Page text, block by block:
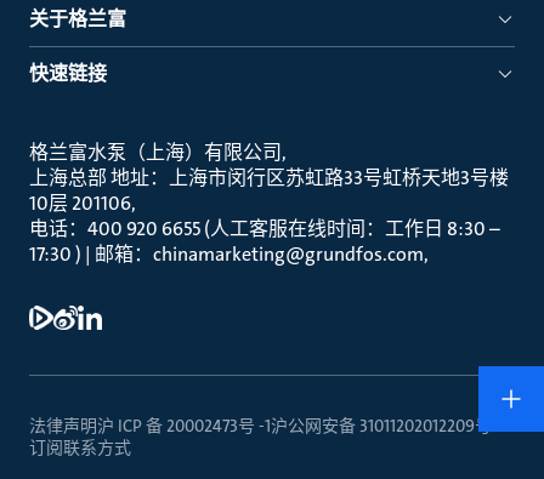
关于格兰富
快速链接
格兰富水泵（上海）有限公司
上海总部 地址：上海市闵行区苏虹路33号虹桥天地3号楼
10层 201106
电话：400 920 6655 (人工客服在线时间：工作日 8:30 –
17:30 ) | 邮箱：chinamarketing@grundfos.com
法律声明沪 ICP 备 20002473号 -1沪公网安备 31011202012209号
订阅联系方式